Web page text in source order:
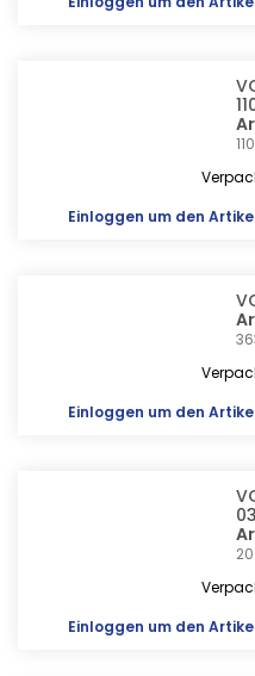
Einloggen um den
Einloggen um den
Einloggen um den